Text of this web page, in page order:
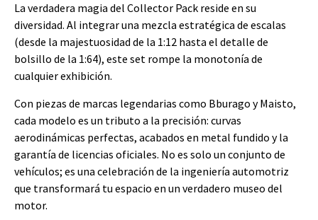
La verdadera magia del Collector Pack reside en su
diversidad. Al integrar una mezcla estratégica de escalas
(desde la majestuosidad de la 1:12 hasta el detalle de
bolsillo de la 1:64), este set rompe la monotonía de
cualquier exhibición.
Con piezas de marcas legendarias como Bburago y Maisto,
cada modelo es un tributo a la precisión: curvas
aerodinámicas perfectas, acabados en metal fundido y la
garantía de licencias oficiales. No es solo un conjunto de
vehículos; es una celebración de la ingeniería automotriz
que transformará tu espacio en un verdadero museo del
motor.